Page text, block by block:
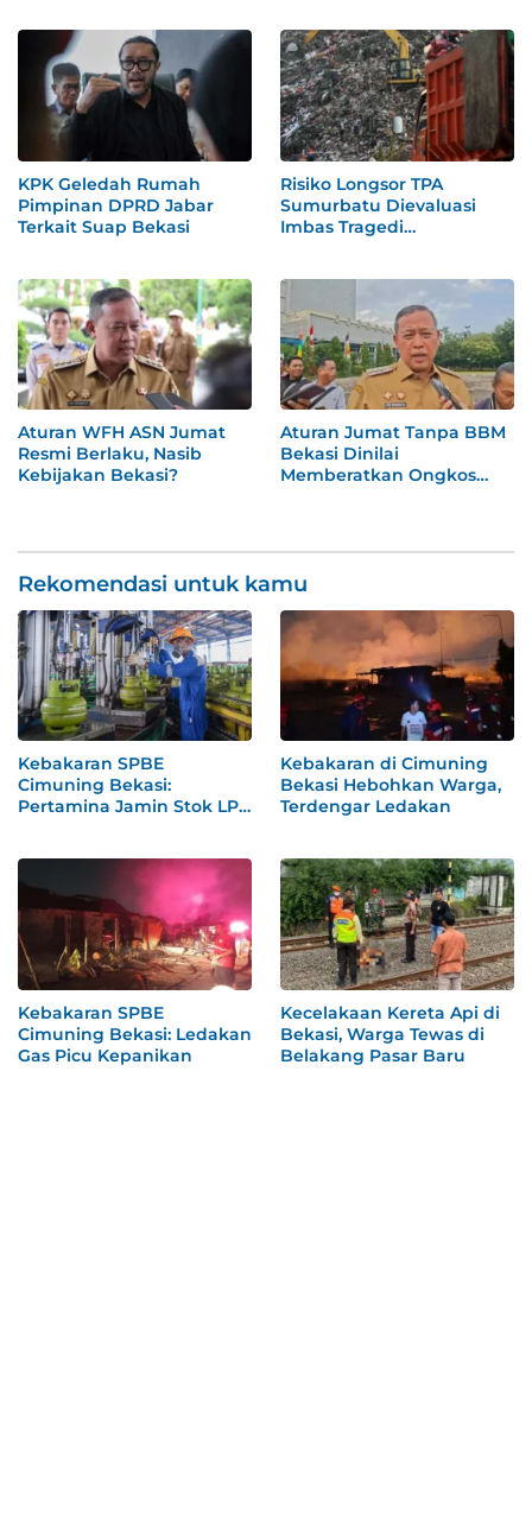
KPK Geledah Rumah
Pimpinan DPRD Jabar
Terkait Suap Bekasi
Risiko Longsor TPA
Sumurbatu Dievaluasi
Imbas Tragedi
Aturan WFH ASN Jumat
Resmi Berlaku, Nasib
Kebijakan Bekasi?
Aturan Jumat Tanpa BBM
Bekasi Dinilai
Memberatkan Ongkos
Rekomendasi untuk kamu
Kebakaran SPBE
Cimuning Bekasi:
Pertamina Jamin Stok LPG
Kebakaran di Cimuning
Bekasi Hebohkan Warga,
Terdengar Ledakan
Kebakaran SPBE
Cimuning Bekasi: Ledakan
Gas Picu Kepanikan
Kecelakaan Kereta Api di
Bekasi, Warga Tewas di
Belakang Pasar Baru